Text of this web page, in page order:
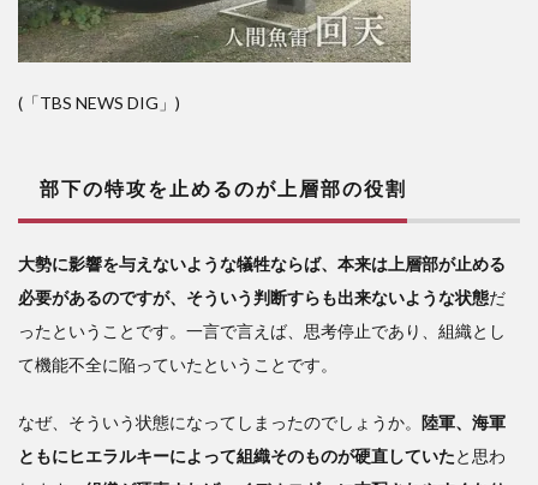
(「TBS NEWS DIG」)
部下の特攻を止めるのが上層部の役割
大勢に影響を与えないような犠牲ならば、本来は上層部が止める
必要があるのですが、そういう判断すらも出来ないような状態だ
ったということです。一言で言えば、思考停止であり、組織とし
て機能不全に陥っていたということです。
なぜ、そういう状態になってしまったのでしょうか。 陸軍、海軍
ともにヒエラルキーによって組織そのものが硬直していたと思わ